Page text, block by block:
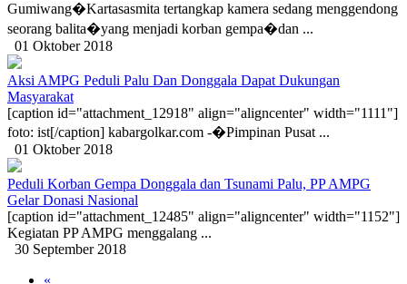
Gumiwang�Kartasasmita tertangkap kamera sedang menggendong
seorang balita�yang menjadi korban gempa�dan ...
01 Oktober 2018
Aksi AMPG Peduli Palu Dan Donggala Dapat Dukungan
Masyarakat
[caption id="attachment_12918" align="aligncenter" width="1111"]
foto: ist[/caption] kabargolkar.com -�Pimpinan Pusat ...
01 Oktober 2018
Peduli Korban Gempa Donggala dan Tsunami Palu, PP AMPG
Gelar Donasi Nasional
[caption id="attachment_12485" align="aligncenter" width="1152"]
Kegiatan PP AMPG menggalang ...
30 September 2018
«